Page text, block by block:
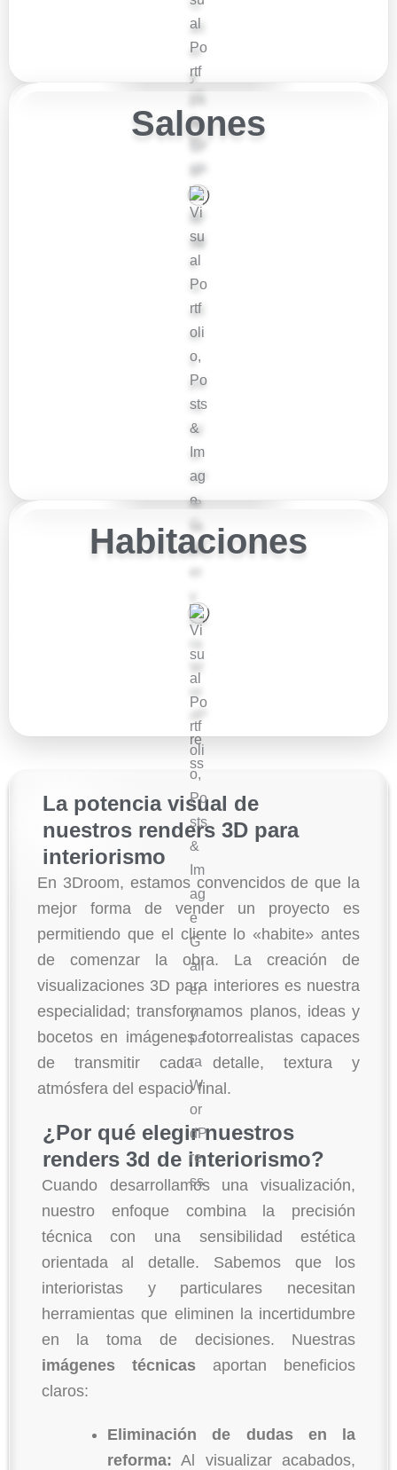
Salones
Habitaciones
La potencia visual de
nuestros renders 3D para
interiorismo
En 3Droom, estamos convencidos de que la
mejor forma de vender un proyecto es
permitiendo que el cliente lo «habite» antes
de comenzar la obra. La creación de
visualizaciones 3D para interiores es nuestra
especialidad; transformamos planos, ideas y
bocetos en imágenes fotorrealistas capaces
de transmitir cada detalle, textura y
atmósfera del espacio final.
¿Por qué elegir nuestros
renders 3d de interiorismo?
Cuando desarrollamos una visualización,
nuestro enfoque combina la precisión
técnica con una sensibilidad estética
orientada al detalle. Sabemos que los
interioristas y particulares necesitan
herramientas que eliminen la incertidumbre
en la toma de decisiones. Nuestras
imágenes técnicas aportan beneficios
claros:
Eliminación de dudas en la
reforma: Al visualizar acabados,